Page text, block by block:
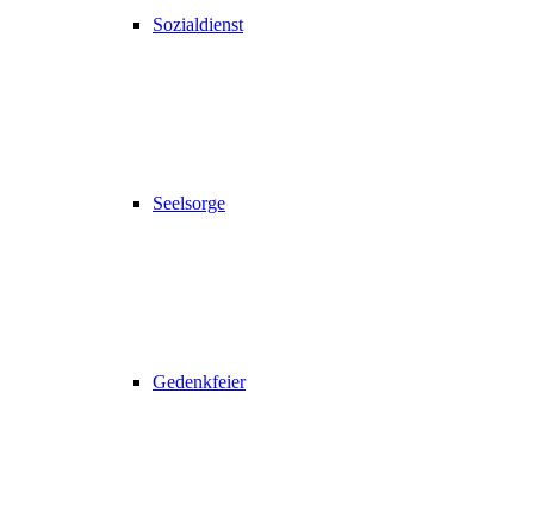
Sozialdienst
Seelsorge
Gedenkfeier